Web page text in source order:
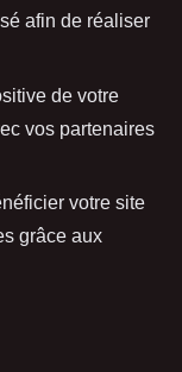
afin de réaliser
de votre
vos partenaires
votre site
grâce aux